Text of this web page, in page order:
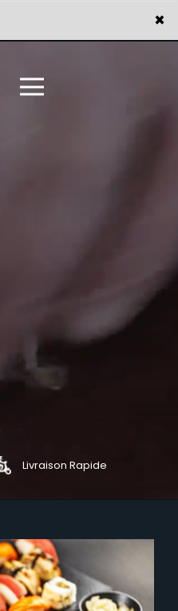
×
Livraison Rapide